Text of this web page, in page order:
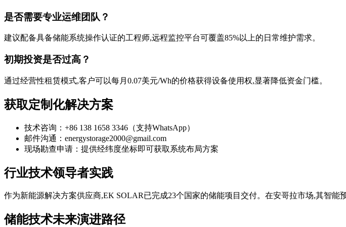
是否需要专业运维团队？
建议配备具备储能系统操作认证的工程师,远程监控平台可覆盖85%以上的日常维护需求。
初期投资是否过高？
通过经营性租赁模式,客户可以每月0.07美元/Wh的价格获得设备使用权,显著降低资金门槛。
获取定制化解决方案
技术咨询：+86 138 1658 3346（支持WhatsApp）
邮件沟通： energystorage2000@gmail.com
现场勘查申请：提供经纬度坐标即可获取系统布局方案
行业技术领导者实践
作为新能源解决方案供应商,EK SOLAR已完成23个国家的储能项目交付。在安哥拉市场,其智能
储能技术未来演进路径